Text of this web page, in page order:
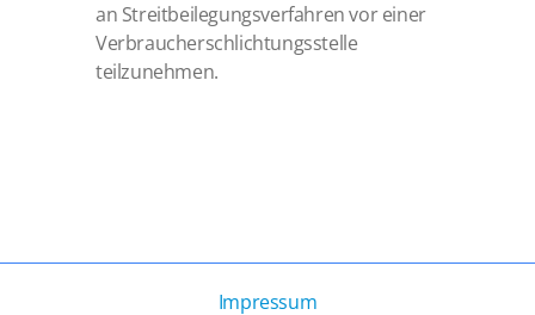
an Streitbeilegungsverfahren vor einer
Verbraucherschlichtungsstelle
teilzunehmen.
Impressum